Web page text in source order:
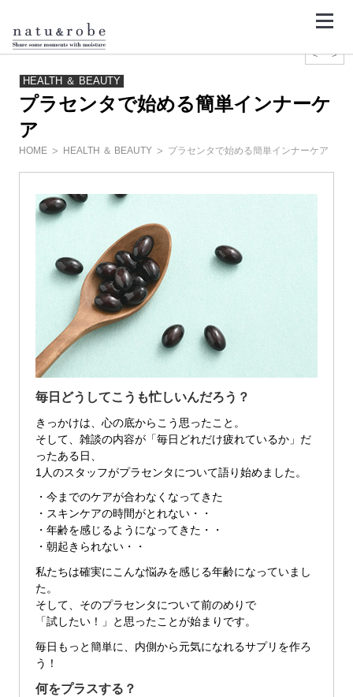
ツ
HEALTH ＆ BEAUTY
プラセンタで始める簡単インナーケ
ア
HOME HEALTH ＆ BEAUTY プラセンタで始める簡単インナーケア
毎日どうしてこうも忙しいんだろう？
きっかけは、心の底からこう思ったこと。
そして、雑談の内容が「毎日どれだけ疲れているか」だ
ったある日、
1人のスタッフがプラセンタについて語り始めました。
・今までのケアが合わなくなってきた
・スキンケアの時間がとれない・・
・年齢を感じるようになってきた・・
・朝起きられない・・
私たちは確実にこんな悩みを感じる年齢になっていまし
た。
そして、そのプラセンタについて前のめりで
「試したい！」と思ったことが始まりです。
毎日もっと簡単に、内側から元気になれるサプリを作ろ
う！
何をプラスする？
< >